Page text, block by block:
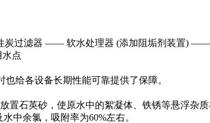
过滤器 —— 软水处理器 (添加阻垢剂装置)
点
给各设备长期性能可靠提供了保障。
石英砂，使原水中的絮凝体、铁锈等悬浮杂质
中余氯，吸附率为60%左右。